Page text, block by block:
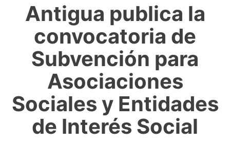
Antigua publica la
convocatoria de
Subvención para
Asociaciones
Sociales y Entidades
de Interés Social